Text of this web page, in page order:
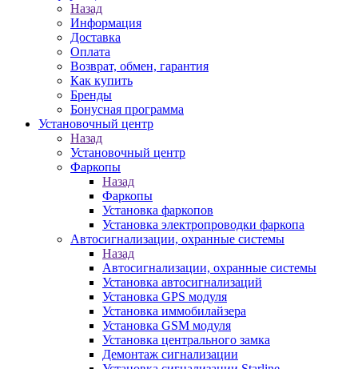
Назад
Информация
Доставка
Оплата
Возврат, обмен, гарантия
Как купить
Бренды
Бонусная программа
Установочный центр
Назад
Установочный центр
Фаркопы
Назад
Фаркопы
Установка фаркопов
Установка электропроводки фаркопа
Автосигнализации, охранные системы
Назад
Автосигнализации, охранные системы
Установка автосигнализаций
Установка GPS модуля
Установка иммобилайзера
Установка GSM модуля
Установка центрального замка
Демонтаж сигнализации